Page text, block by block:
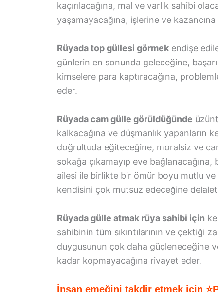
kaçırılacağına, mal ve varlık sahibi
yaşamayacağına, işlerine ve
Rüyada top güllesi görmek endişe
günlerin en sonunda geleceğine,
kimselere para kaptıracağına,
eder.
Rüyada cam gülle görüldüğünde
kalkacağına ve düşmanlık yapanların
doğrultuda eğiteceğine, moralsiz ve
sokağa çıkamayıp eve
ailesi ile birlikte bir ömür boyu mutlu ve
kendisini çok mutsuz edeceğine
Rüyada gülle atmak rüya sahibi için
sahibinin tüm sıkıntılarının ve çektiği
duygusunun çok daha güçleneceğine
kadar kopmayacağına rivayet eder.
İnsan emeğini takdir etmek için